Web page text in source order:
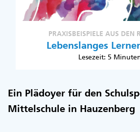
PRAXISBEISPIELE AUS DEN
Lebenslanges
Lesezeit: 5
Ein Plädoyer für den
Mittelschule in Hauzenberg